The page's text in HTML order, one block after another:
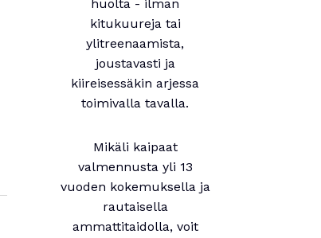
huolta - ilman
kitukuureja tai
ylitreenaamista,
joustavasti ja
kiireisessäkin arjessa
toimivalla tavalla.
Mikäli kaipaat
valmennusta yli 13
vuoden kokemuksella ja
rautaisella
ammattitaidolla, voit